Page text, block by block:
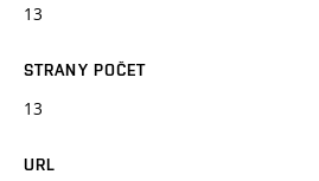
13
STRANY POČET
13
URL